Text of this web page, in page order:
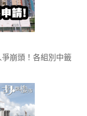
爭崩頭！各組別中籤